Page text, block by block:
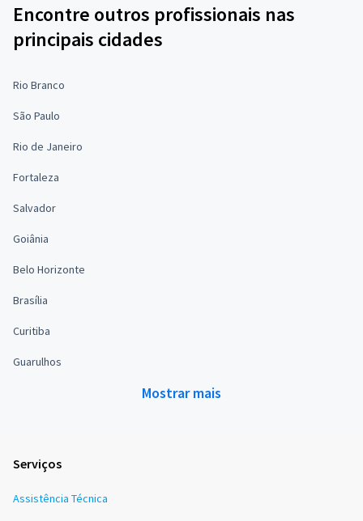
Encontre outros profissionais nas
principais cidades
Rio Branco
São Paulo
Rio de Janeiro
Fortaleza
Salvador
Goiânia
Belo Horizonte
Brasília
Curitiba
Guarulhos
Mostrar mais
Serviços
Assistência Técnica